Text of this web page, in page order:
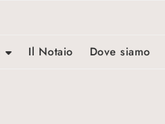
Il Notaio Dove siamo